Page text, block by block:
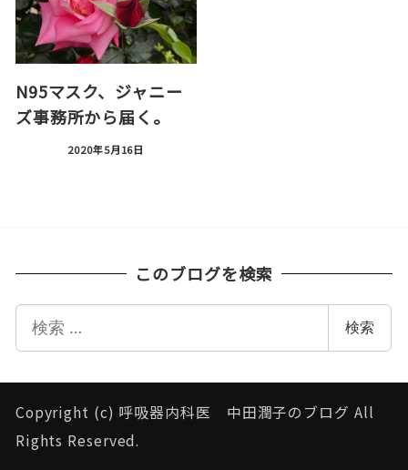
N95マスク、ジャニー
ズ事務所から届く。
2020年5月16日
このブログを検索
索
検索
Copyright (c) 呼吸器内科医 中田潤子のブログ All
Rights Reserved.